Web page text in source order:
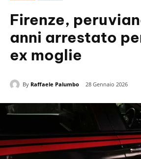
Firenze,
anni arrestato
ex moglie
By Raffaele Palumbo 28 Gennaio 2026